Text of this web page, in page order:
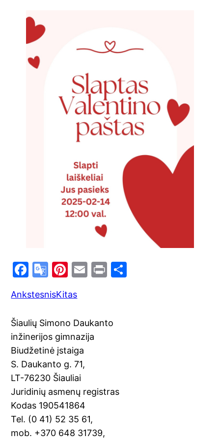
F
c
e
b
o
o
k
G
o
gl
e
Tr
a
n
sl
at
e
Pi
er
e
st
E
l
Pr
AnkstesnisKitas
Šiaulių Simono Daukanto
inžinerijos gimnazija
Biudžetinė įstaiga
S. Daukanto g. 71,
LT-76230 Šiauliai
Juridinių asmenų registras
Kodas 190541864
Tel. (0 41) 52 35 61,
mob. +370 648 31739,